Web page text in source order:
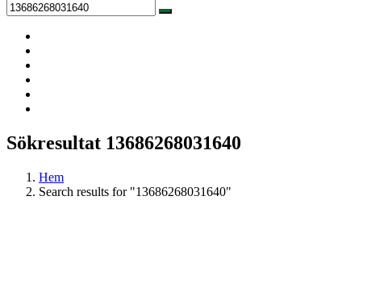
Sökresultat 13686268031640
Hem
Search results for "13686268031640"